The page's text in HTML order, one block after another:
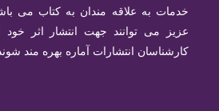
خدمات به علاقه مندان به کتاب می
عزیز می توانند جهت انتشار اثر خود
کارشناسان انتشارات آماره بهره مند